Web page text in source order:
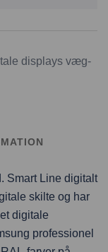
displays væg-
Smart Line digitalt
skilte og har
digitale
professionel